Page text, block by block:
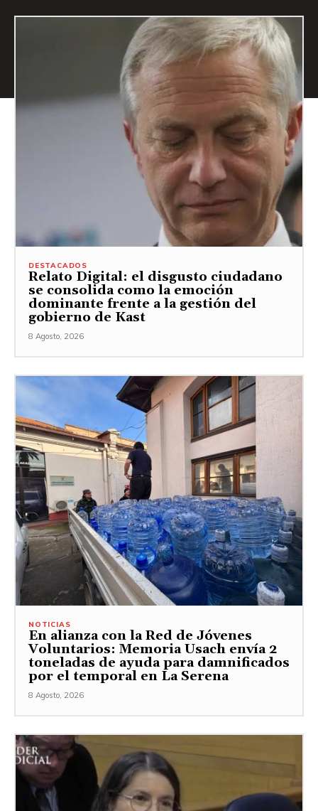
DESTACADOS
Relato Digital: el disgusto ciudadano
se consolida como la emoción
dominante frente a la gestión del
gobierno de Kast
8 Agosto, 2026
NOTICIAS
En alianza con la Red de Jóvenes
Voluntarios: Memoria Usach envía 2
toneladas de ayuda para damnificados
por el temporal en La Serena
8 Agosto, 2026